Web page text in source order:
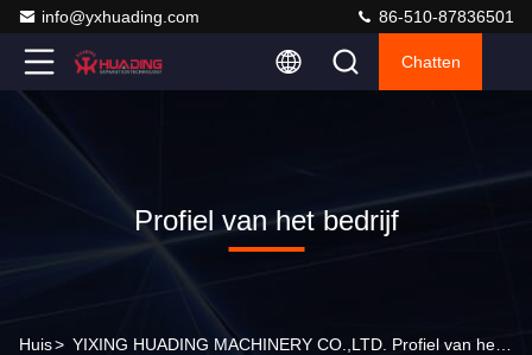
info@yxhuading.com 86-510-87836501
Chatten
Profiel van het bedrijf
Huis>